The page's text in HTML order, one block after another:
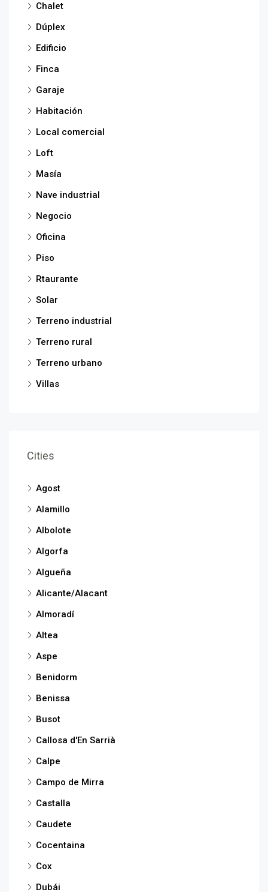
Chalet
Dúplex
Edificio
Finca
Garaje
Habitación
Local comercial
Loft
Masía
Nave industrial
Negocio
Oficina
Piso
Rtaurante
Solar
Terreno industrial
Terreno rural
Terreno urbano
Villas
Cities
Agost
Alamillo
Albolote
Algorfa
Algueña
Alicante/Alacant
Almoradí
Altea
Aspe
Benidorm
Benissa
Busot
Callosa d'En Sarrià
Calpe
Campo de Mirra
Castalla
Caudete
Cocentaina
Cox
Dubái